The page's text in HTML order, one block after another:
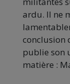
ardu. Il ne
conclusion
publie son
matière :